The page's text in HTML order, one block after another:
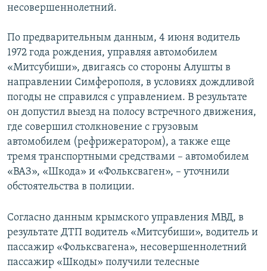
несовершеннолетний.
По предварительным данным, 4 июня водитель
1972 года рождения, управляя автомобилем
«Митсубиши», двигаясь со стороны Алушты в
направлении Симферополя, в условиях дождливой
погоды не справился с управлением. В результате
он допустил выезд на полосу встречного движения,
где совершил столкновение с грузовым
автомобилем (рефрижератором), а также еще
тремя транспортными средствами – автомобилем
«ВАЗ», «Шкода» и «Фольксваген», – уточнили
обстоятельства в полиции.
Согласно данным крымского управления МВД, в
результате ДТП водитель «Митсубиши», водитель и
пассажир «Фольксвагена», несовершеннолетний
пассажир «Шкоды» получили телесные